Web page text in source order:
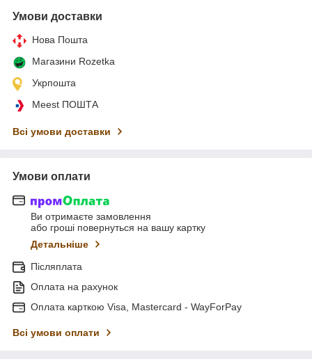
Умови доставки
Нова Пошта
Магазини Rozetka
Укрпошта
Meest ПОШТА
Всі умови доставки
Умови оплати
Ви отримаєте замовлення
або гроші повернуться на вашу картку
Детальніше
Післяплата
Оплата на рахунок
Оплата карткою Visa, Mastercard - WayForPay
Всі умови оплати